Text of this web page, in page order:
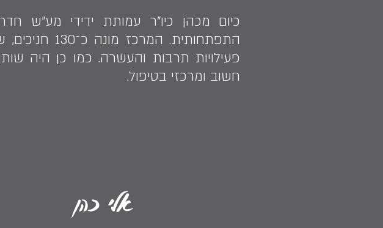
כיום מכהן כיו"ר עמותת ידידי מע"ש
פעילויות תרבות והעשרה. כמו כן היה
חשוב ומרכזי בטיפול.
אלי כהן